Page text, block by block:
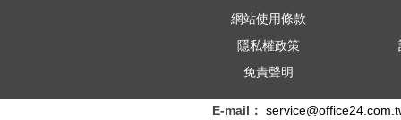
網站使用條款
隱私權政策
免責聲明
E-mail：